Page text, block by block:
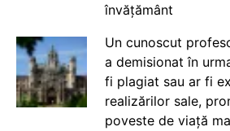
învățământ
Un cunoscut
a demisionat în
fi plagiat sau ar fi
realizărilor sale,
poveste de viață